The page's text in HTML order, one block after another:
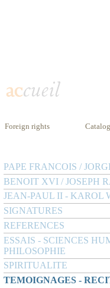
Foreign rights
PAPE FRANCOIS /
BENOIT XVI / JOSEPH
JEAN-PAUL II - KAROL
SIGNATURES
REFERENCES
ESSAIS - SCIENCES
PHILOSOPHIE
SPIRITUALITE
TEMOIGNAGES -